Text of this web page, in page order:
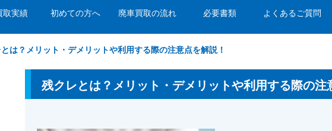
取実績 初めての方へ 廃車買取の流れ 必要書類 よくあるご質問
は？メリット・デメリットや利用する際の注意点を解説！
残クレとは？メリット・デメリットや利用する際の注